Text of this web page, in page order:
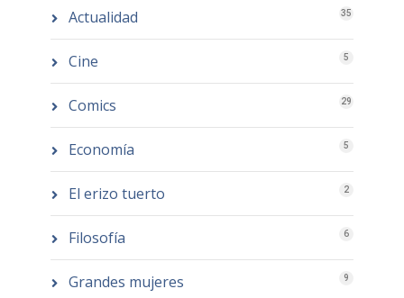
Actualidad 35
Cine 5
Comics 29
Economía 5
El erizo tuerto 2
Filosofía 6
Grandes mujeres 9